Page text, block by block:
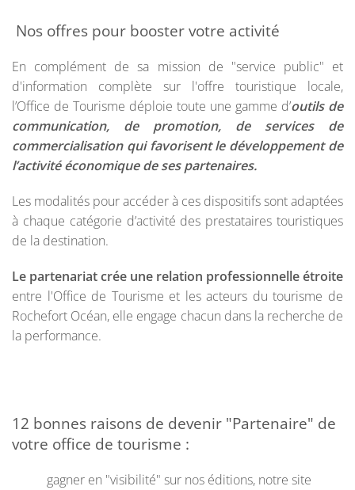
Nos offres pour booster votre activité
En complément de sa mission de "service public" et
d'information complète sur l'offre touristique locale,
l’Office de Tourisme déploie toute une gamme d’outils de
communication, de promotion, de services de
commercialisation qui favorisent le développement de
l’activité économique de ses partenaires.
Les modalités pour accéder à ces dispositifs sont adaptées
à chaque catégorie d’activité des prestataires touristiques
de la destination.
Le partenariat crée une relation professionnelle étroite
entre l'Office de Tourisme et les acteurs du tourisme de
Rochefort Océan, elle engage chacun dans la recherche de
la performance.
12 bonnes raisons de devenir "Partenaire" de
votre office de tourisme :
gagner en "visibilité" sur nos éditions, notre site